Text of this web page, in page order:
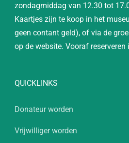
zondagmiddag van 12.30 tot
Kaartjes zijn te koop in het
geen contant geld), of via de
op de website. Vooraf reserveren
QUICKLINKS
Donateur worden
Vrijwilliger worden